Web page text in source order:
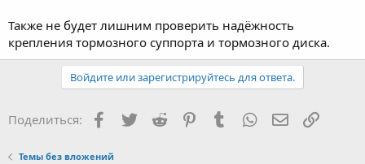
Также не будет лишним проверить надёжность
крепления тормозного суппорта и тормозного диска.
Войдите или зарегистрируйтесь для ответа.
Поделиться: Facebook
TwitterReddit PinterestTumblr WhatsApp Ссылка
Темы без вложений